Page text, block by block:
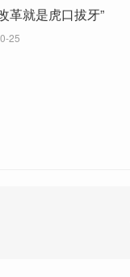
革就是虎口拔牙”
25